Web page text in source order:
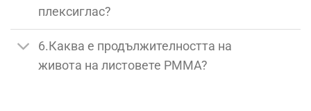
плексиглас?
6.Каква е продължителността на
живота на листовете PMMA?